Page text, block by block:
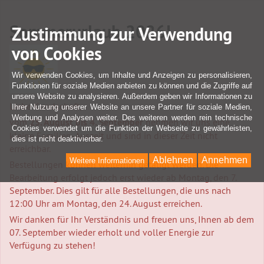
Sommerurlaub 2026!
Liebe Kundschaft,
vom25. August bis 4. Septembernehmen wir uns eine
kleine Familien-Auszeit und sind in dieser Zeit nicht
Bestellungen können weiterhin getätigt werden. Die
September. Dies gilt für alle Bestellungen, die uns nach
12:00 Uhr am Montag, den 24. August erreichen.
Wir danken für Ihr Verständnis und freuen uns, Ihnen ab dem
07. September wieder erholt und voller Energie zur
Verfügung zu stehen!
Zustimmung zur Verwendung
von Cookies
Wir verwenden Cookies, um Inhalte und Anzeigen zu personalisieren,
Funktionen für soziale Medien anbieten zu können und die Zugriffe auf
unsere Website zu analysieren. Außerdem geben wir Informationen zu
Ihrer Nutzung unserer Website an unsere Partner für soziale Medien,
Werbung und Analysen weiter. Des weiteren werden rein technische
Cookies verwendet um die Funktion der Webseite zu gewährleisten,
dies ist nicht deaktivierbar.
Annehmen
Ablehnen
Weitere Informationen